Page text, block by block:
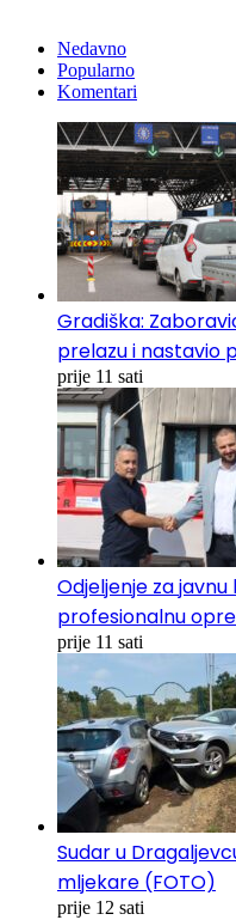
Nedavno
Popularno
Komentari
Gradiška:
prelazu i nastavio
prije 11 sati
Odjeljenje za
profesionalnu
prije 11 sati
Sudar u
mljekare (FOTO)
prije 12 sati